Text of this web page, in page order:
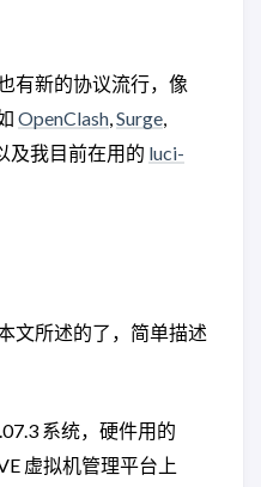
有新的协议流行，像
OpenClash,Surge,
及我目前在用的 luci-
文所述的了，简单描述
系统，硬件用的
虚拟机管理平台上